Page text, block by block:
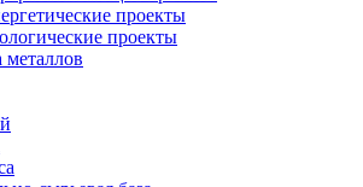
проекты
проекты